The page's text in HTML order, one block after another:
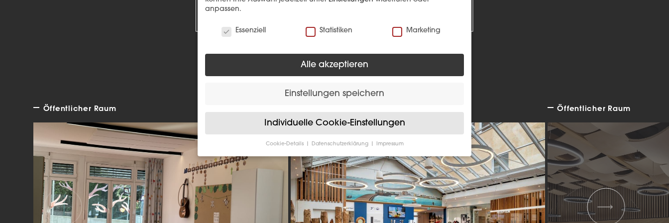
Öffentlicher Raum Öffentlicher Raum
anpassen.
Essenziell
Statistiken Marketing
Alle akzeptieren
Einstellungen speichern
Individuelle Cookie-Einstellungen
Cookie-Details Datenschutzerklärung Impressum
Datenschutzeinstellungen
Wenn Sie unter 16 Jahre alt sind und Ihre Zustimmung zu freiwilligen
Diensten geben möchten, müssen Sie Ihre Erziehungsberechtigten um
Erlaubnis bitten.
Wir verwenden Cookies und andere Technologien auf unserer Website.
Einige von ihnen sind essenziell, während andere uns helfen, diese Website
und Ihre Erfahrung zu verbessern. Personenbezogene Daten können